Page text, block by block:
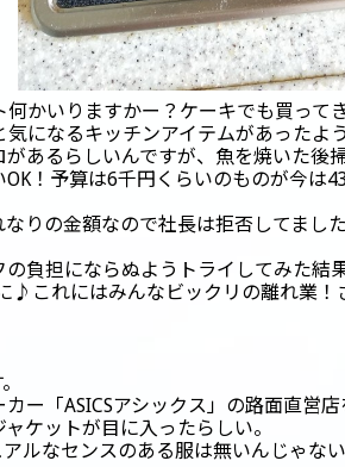
かいりますかー？ケーキでも買って
になるキッチンアイテムがあったよう
あるらしいんですが、魚を焼いた後
！予算は6千円くらいのものが今は
りの金額なので社長は拒否してまし
負担にならぬようトライしてみた結
これにはみんなビックリの離れ業！
ー「ASICSアシックス」の路面直営店
ケットが目に入ったらしい。
ルなセンスのある服は無いんじゃな